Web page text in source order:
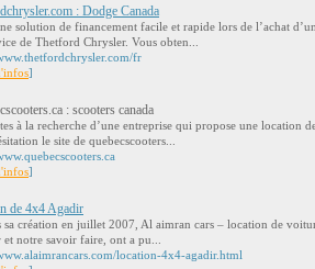
: Dodge Canada
solution de financement facile et rapide lors de l’achat
de Thetford Chrysler. Vous obten...
fr
]
: scooters canada
à la recherche d’une entreprise qui propose une location
le site de quebecscooters...
]
de 4x4 Agadir
sa création en juillet 2007, Al aimran cars – location de
et notre savoir faire, ont a pu...
location-4x4-agadir.html